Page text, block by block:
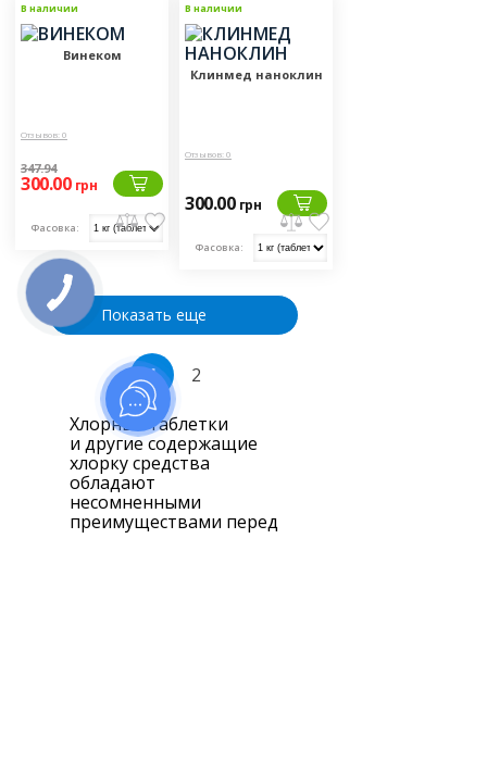
В наличии
Винеком
Отзывов: 0
347.94
300.00 грн
Фасовка:
В наличии
Клинмед наноклин
Отзывов: 0
300.00 грн
Фасовка:
Показать еще
1 2
Хлорные таблетки
и другие содержащие
хлорку средства
обладают
несомненными
преимуществами перед